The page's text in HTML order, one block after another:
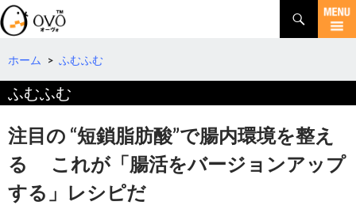
検
索
コ
テ
へ
移
動
ホーム > ふむふむ
ふむふむ
注目の “短鎖脂肪酸”で腸内環境を整え
る これが「腸活をバージョンアップ
する」レシピだ